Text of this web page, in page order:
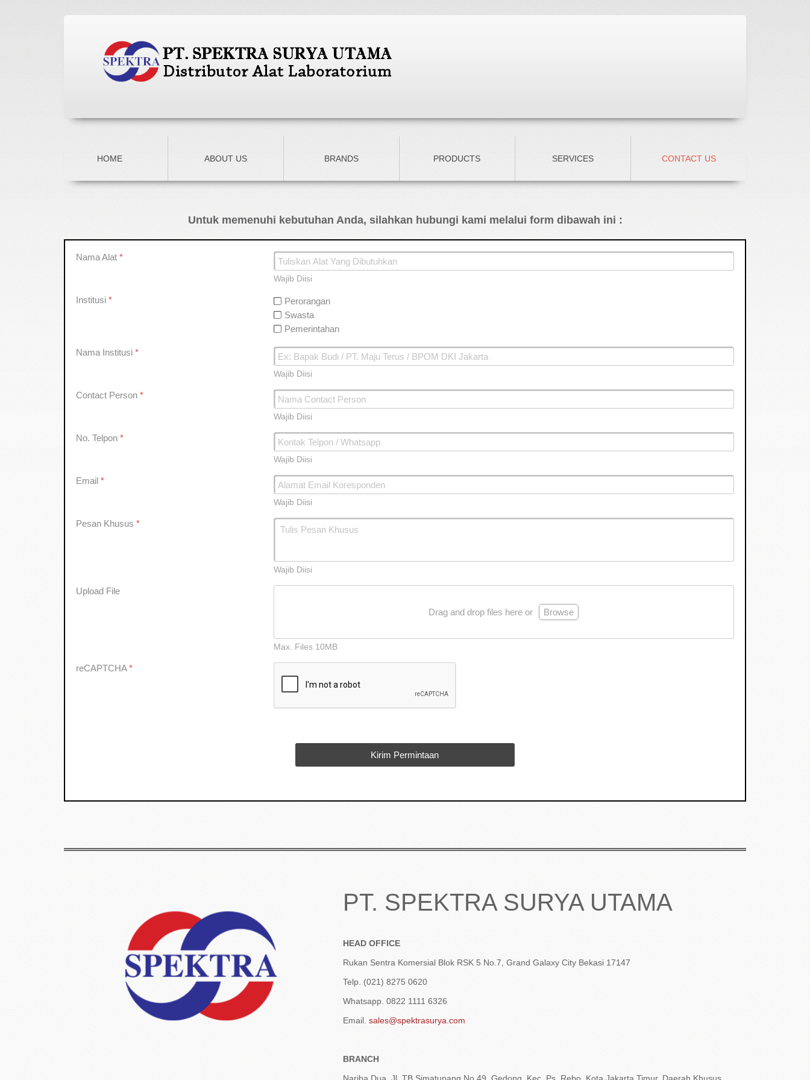
HOME ABOUT US BRANDS PRODUCTS SERVICES CONTACT US
Untuk memenuhi kebutuhan Anda, silahkan hubungi kami melalui form dibawah ini :
Nama Alat *
Wajib Diisi
Institusi *
Perorangan
Swasta
Pemerintahan
Nama Institusi *
Wajib Diisi
Contact Person *
Wajib Diisi
No. Telpon *
Wajib Diisi
Email *
Wajib Diisi
Pesan Khusus *
Wajib Diisi
Upload File
Drag and drop files here or Browse
Max. Files 10MB
reCAPTCHA*
Kirim Permintaan
PT. SPEKTRA SURYA UTAMA
HEAD OFFICE
Rukan Sentra Komersial Blok RSK 5 No.7, Grand Galaxy City Bekasi 17147
Telp. (021) 8275 0620
Whatsapp. 0822 1111 6326
Email. sales@spektrasurya.com
BRANCH